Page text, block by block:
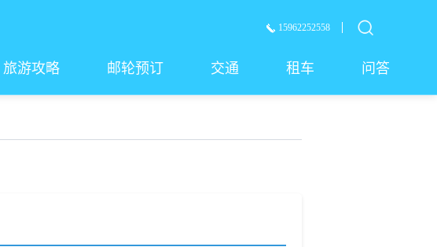
15962252558
旅游攻略 邮轮预订 交通 租车 问答